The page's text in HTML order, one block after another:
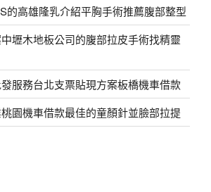
的高雄隆乳介紹平胸手術推薦腹部整型
壢木地板公司的腹部拉皮手術找精靈
服務台北支票貼現方案板橋機車借款
園機車借款最佳的童顏針並臉部拉提